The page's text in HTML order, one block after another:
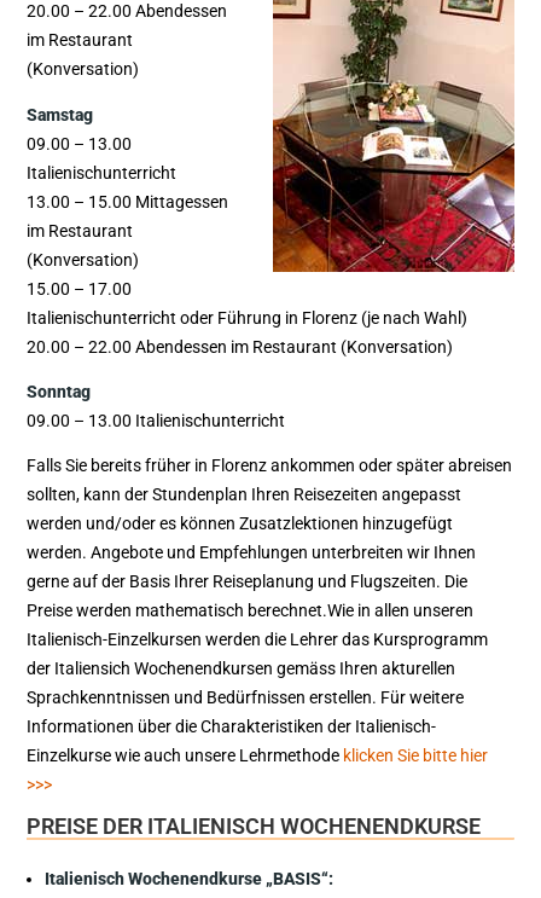
20.00 – 22.00 Abendessen
im Restaurant
(Konversation)
Samstag
09.00 – 13.00
Italienischunterricht
13.00 – 15.00 Mittagessen
im Restaurant
(Konversation)
15.00 – 17.00
Italienischunterricht oder Führung in Florenz (je nach Wahl)
20.00 – 22.00 Abendessen im Restaurant (Konversation)
Sonntag
09.00 – 13.00 Italienischunterricht
Falls Sie bereits früher in Florenz ankommen oder später abreisen
sollten, kann der Stundenplan Ihren Reisezeiten angepasst
werden und/oder es können Zusatzlektionen hinzugefügt
werden. Angebote und Empfehlungen unterbreiten wir Ihnen
gerne auf der Basis Ihrer Reiseplanung und Flugszeiten. Die
Preise werden mathematisch berechnet.Wie in allen unseren
Italienisch-Einzelkursen werden die Lehrer das Kursprogramm
der Italiensich Wochenendkursen gemäss Ihren akturellen
Sprachkenntnissen und Bedürfnissen erstellen. Für weitere
Informationen über die Charakteristiken der Italienisch-
Einzelkurse wie auch unsere Lehrmethode klicken Sie bitte hier
>>>
PREISE DER ITALIENISCH WOCHENENDKURSE
Italienisch Wochenendkurse „BASIS“: